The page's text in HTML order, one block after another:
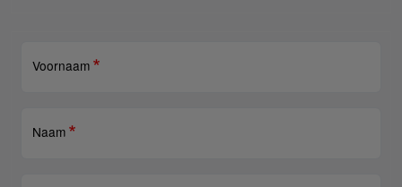
Voornaam
Naam